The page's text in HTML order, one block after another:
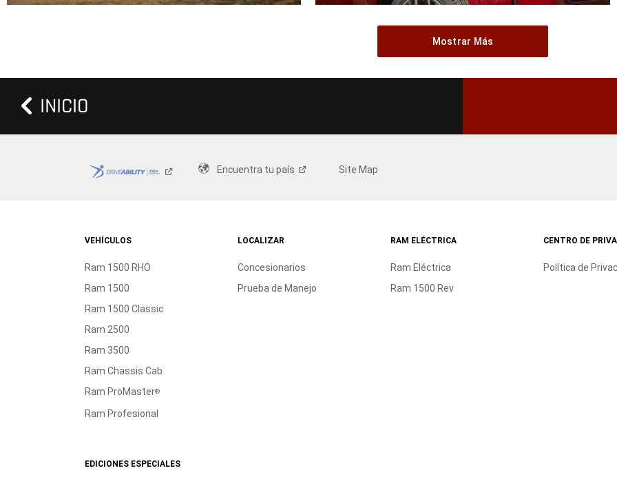
Mostrar Más
INICIO
Encuentra tu país Site Map
VEHÍCULOS
Ram 1500 RHO
Ram 1500
Ram 1500 Classic
Ram 2500
Ram 3500
Ram Chassis Cab
Ram ProMaster®
Ram Profesional
EDICIONES ESPECIALES
LOCALIZAR
Concesionarios
Prueba de Manejo
RAM ELÉCTRICA
Ram Eléctrica
Ram 1500 Rev
CENTRO DE
Política de